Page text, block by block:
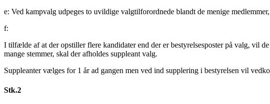
e: Ved kampvalg udpeges to uvildige valgtilforordnede blandt de menige
f:
I tilfælde af at der opstiller flere kandidater end der er bestyrelsesposter på valg, vil
mange stemmer, skal der afholdes suppleant valg.
Suppleanter vælges for 1 år ad gangen men ved ind supplering i bestyrelsen vil
Stk.2